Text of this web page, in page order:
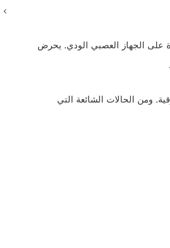
على الجهاز العصبي الودي. يحرض
ومن الحالات الشائعة التي